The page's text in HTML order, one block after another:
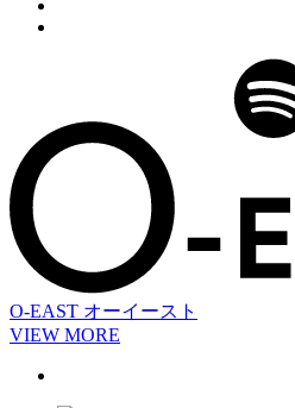
O-EAST オーイースト
VIEW MORE